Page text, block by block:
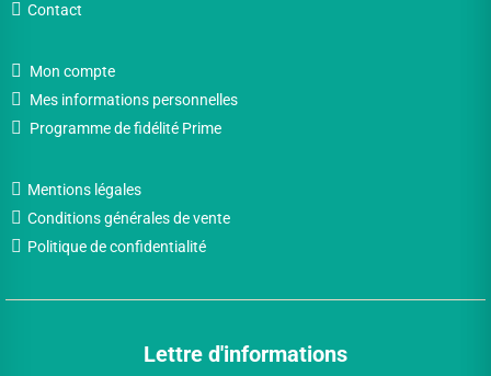
Contact
Mon compte
Mes informations personnelles
Programme de fidélité Prime
Mentions légales
Conditions générales de vente
Politique de confidentialité
Lettre d'informations